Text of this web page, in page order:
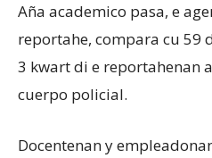
Aña academico pasa, e
reportahe, compara cu 59
3 kwart di e reportahenan
cuerpo policial.
Docentenan y